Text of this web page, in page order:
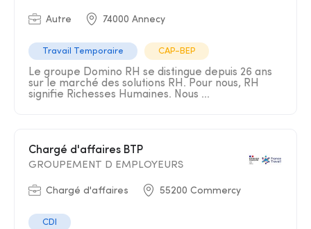
Autre 74000 Annecy
Travail Temporaire CAP-BEP
Le groupe Domino RH se distingue depuis 26 ans
sur le marché des solutions RH. Pour nous, RH
signifie Richesses Humaines. Nous ...
Chargé d'affaires BTP
GROUPEMENT D EMPLOYEURS
Chargé d'affaires 55200 Commercy
CDI